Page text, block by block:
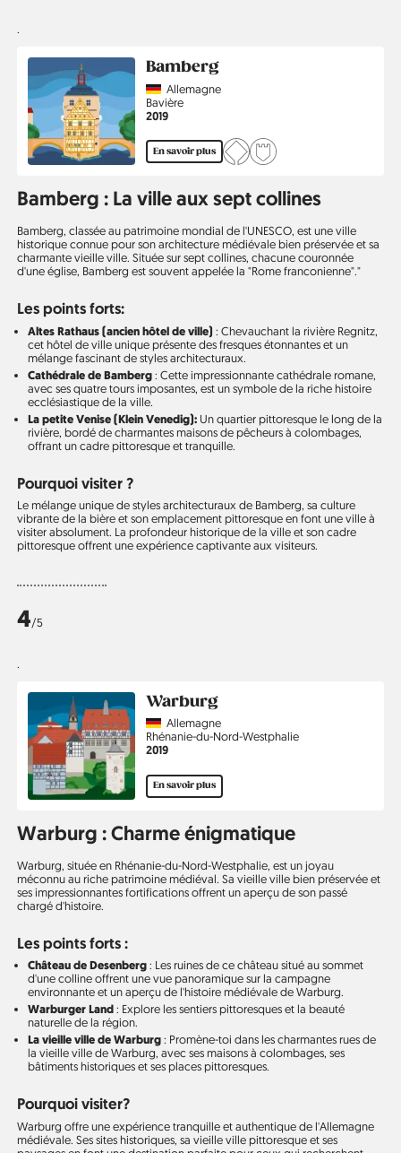
.
Bamberg
CountryAllemagne
Région
Bavière
Année
2019
En savoir plus
Bamberg : La ville aux sept collines
Bamberg, classée au patrimoine mondial de l'UNESCO, est une ville
historique connue pour son architecture médiévale bien préservée et sa
charmante vieille ville. Située sur sept collines, chacune couronnée
d'une église, Bamberg est souvent appelée la "Rome franconienne"."
Les points forts:
Altes Rathaus (ancien hôtel de ville) : Chevauchant la rivière Regnitz,
cet hôtel de ville unique présente des fresques étonnantes et un
mélange fascinant de styles architecturaux.
Cathédrale de Bamberg: Cette impressionnante cathédrale romane,
avec ses quatre tours imposantes, est un symbole de la riche histoire
ecclésiastique de la ville.
La petite Venise (Klein Venedig): Un quartier pittoresque le long de la
rivière, bordé de charmantes maisons de pêcheurs à colombages,
offrant un cadre pittoresque et tranquille.
Pourquoi visiter ?
Le mélange unique de styles architecturaux de Bamberg, sa culture
vibrante de la bière et son emplacement pittoresque en font une ville à
visiter absolument. La profondeur historique de la ville et son cadre
pittoresque offrent une expérience captivante aux visiteurs.
4/5
.
Warburg
CountryAllemagne
Région
Rhénanie-du-Nord-Westphalie
Année
2019
En savoir plus
Warburg : Charme énigmatique
Warburg, située en Rhénanie-du-Nord-Westphalie, est un joyau
méconnu au riche patrimoine médiéval. Sa vieille ville bien préservée et
ses impressionnantes fortifications offrent un aperçu de son passé
chargé d'histoire.
Les points forts :
Château de Desenberg: Les ruines de ce château situé au sommet
d'une colline offrent une vue panoramique sur la campagne
environnante et un aperçu de l'histoire médiévale de Warburg.
Warburger Land: Explore les sentiers pittoresques et la beauté
naturelle de la région.
La vieille ville de Warburg: Promène-toi dans les charmantes rues de
la vieille ville de Warburg, avec ses maisons à colombages, ses
bâtiments historiques et ses places pittoresques.
Pourquoi visiter?
Warburg offre une expérience tranquille et authentique de l'Allemagne
médiévale. Ses sites historiques, sa vieille ville pittoresque et ses